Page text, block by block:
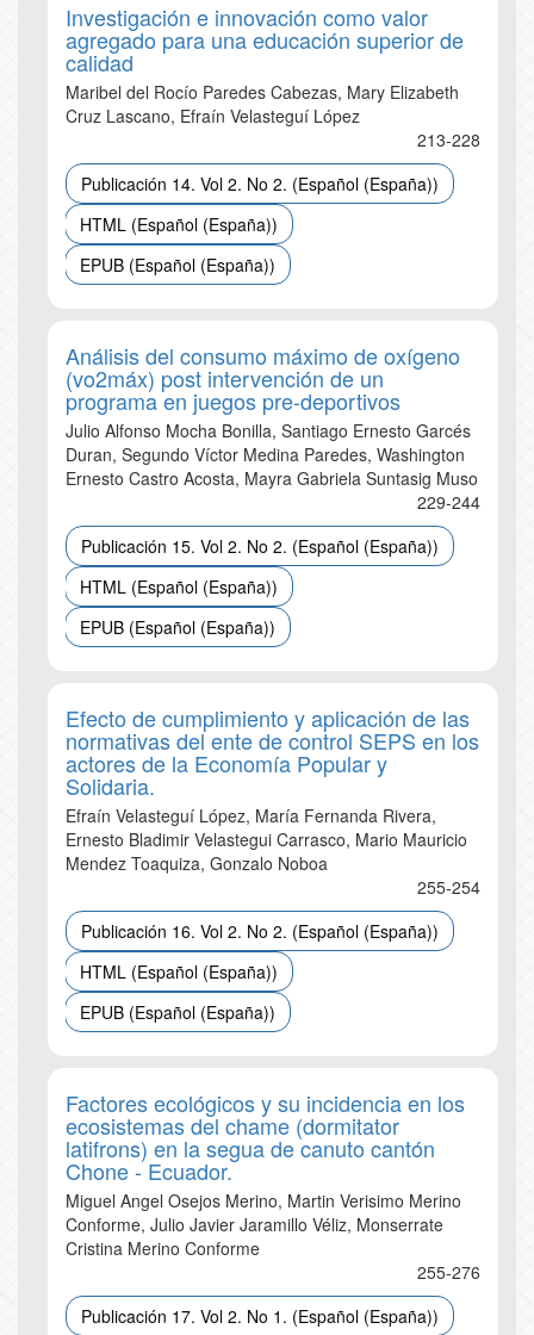
Investigación e innovación como valor
agregado para una educación superior de
calidad
Maribel del Rocío Paredes Cabezas, Mary Elizabeth
Cruz Lascano, Efraín Velasteguí López
213-228
Publicación 14. Vol 2. No 2. (Español (España))
HTML (Español (España))
EPUB (Español (España))
Análisis del consumo máximo de oxígeno
(vo2máx) post intervención de un
programa en juegos pre-deportivos
Julio Alfonso Mocha Bonilla, Santiago Ernesto Garcés
Duran, Segundo Víctor Medina Paredes, Washington
Ernesto Castro Acosta, Mayra Gabriela Suntasig Muso
229-244
Publicación 15. Vol 2. No 2. (Español (España))
HTML (Español (España))
EPUB (Español (España))
Efecto de cumplimiento y aplicación de las
normativas del ente de control SEPS en los
actores de la Economía Popular y
Solidaria.
Efraín Velasteguí López, María Fernanda Rivera,
Ernesto Bladimir Velastegui Carrasco, Mario Mauricio
Mendez Toaquiza, Gonzalo Noboa
255-254
Publicación 16. Vol 2. No 2. (Español (España))
HTML (Español (España))
EPUB (Español (España))
Factores ecológicos y su incidencia en los
ecosistemas del chame (dormitator
latifrons) en la segua de canuto cantón
Chone - Ecuador.
Miguel Angel Osejos Merino, Martin Verisimo Merino
Conforme, Julio Javier Jaramillo Véliz, Monserrate
Cristina Merino Conforme
255-276
Publicación 17. Vol 2. No 1. (Español (España))